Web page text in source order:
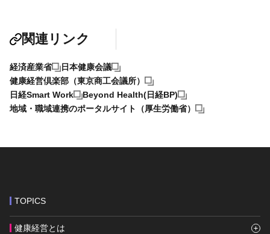
関連リンク
経済産業省
日本健康会議
健康経営倶楽部（東京商工会議所）
日経Smart Work
Beyond Health(日経BP)
地域・職域連携のポータルサイト（厚生労働省）
TOPICS
健康経営とは